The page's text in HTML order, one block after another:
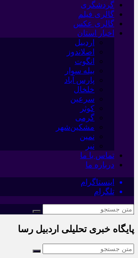
گردشگری
گالری فیلم
گالری عکس
اخبار استان
اردبیل
اصلاندوز
انگوت
بیله سوار
پارس آباد
خلخال
سرعین
کوثر
گرمی
مشکین‌شهر
نمین
نیر
تماس با ما
درباره ما
اینستاگرام
تلگرام
پایگاه خبری تحلیلی اردبیل رسا